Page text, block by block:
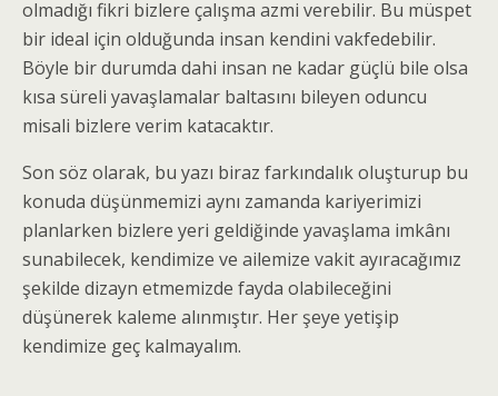
olmadığı fikri bizlere çalışma azmi verebilir. Bu müspet
bir ideal için olduğunda insan kendini vakfedebilir.
Böyle bir durumda dahi insan ne kadar güçlü bile olsa
kısa süreli yavaşlamalar baltasını bileyen oduncu
misali bizlere verim katacaktır.
Son söz olarak, bu yazı biraz farkındalık oluşturup bu
konuda düşünmemizi aynı zamanda kariyerimizi
planlarken bizlere yeri geldiğinde yavaşlama imkânı
sunabilecek, kendimize ve ailemize vakit ayıracağımız
şekilde dizayn etmemizde fayda olabileceğini
düşünerek kaleme alınmıştır. Her şeye yetişip
kendimize geç kalmayalım.